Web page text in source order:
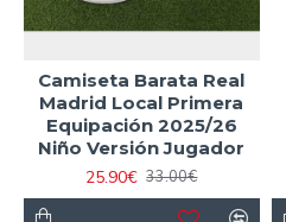
Camiseta Barata Real
Madrid Local Primera
Equipación 2025/26
Niño Versión Jugador
25.90€ 33.00€